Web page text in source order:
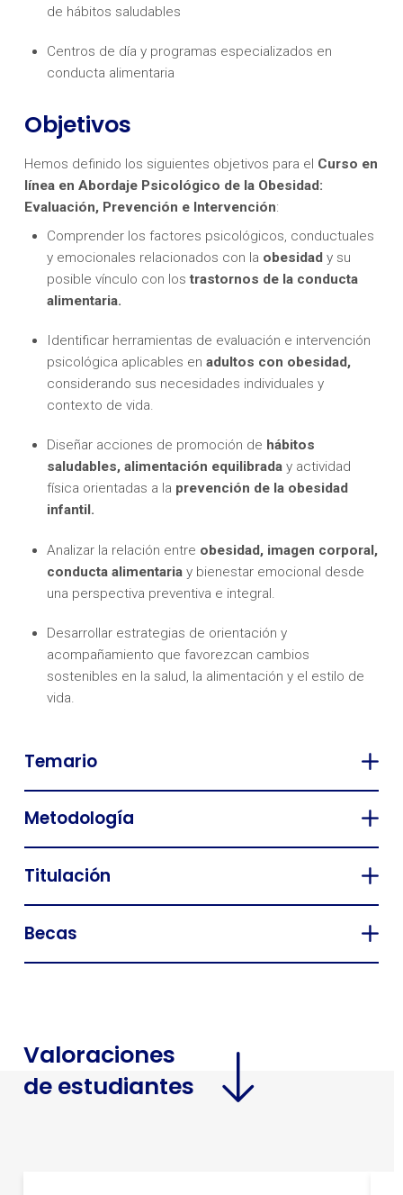
de hábitos saludables
Centros de día y programas especializados en
conducta alimentaria
Objetivos
Hemos definido los siguientes objetivos para el Curso en
línea en Abordaje Psicológico de la Obesidad:
Evaluación, Prevención e Intervención:
Comprender los factores psicológicos, conductuales
y emocionales relacionados con la obesidady su
posible vínculo con los trastornos de la conducta
alimentaria.
Identificar herramientas de evaluación e intervención
psicológica aplicables enadultos con obesidad,
considerando sus necesidades individuales y
contexto de vida.
Diseñar acciones de promoción de hábitos
saludables, alimentación equilibrada y actividad
física orientadas a la prevención de la obesidad
infantil.
Analizar la relación entre obesidad, imagen corporal,
conducta alimentariay bienestar emocional desde
una perspectiva preventiva e integral.
Desarrollar estrategias de orientación y
acompañamiento que favorezcan cambios
sostenibles en la salud, la alimentación y el estilo de
vida.
Temario
Metodología
Titulación
Becas
Valoraciones
de estudiantes